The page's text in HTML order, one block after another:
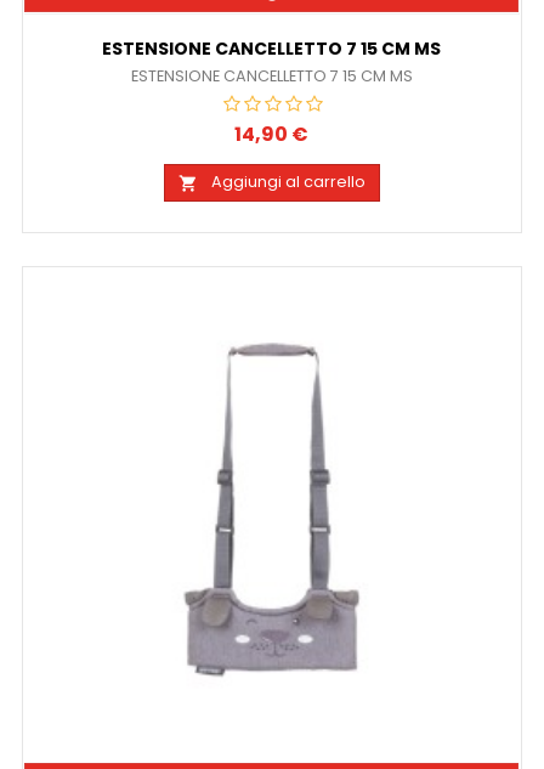
ESTENSIONE CANCELLETTO 7 15 CM MS
ESTENSIONE CANCELLETTO 7 15 CM MS
Prezzo
14,90 €
 Aggiungi al carrello